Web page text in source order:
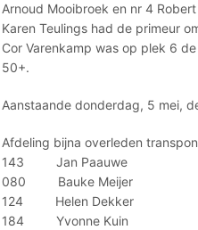
Arnoud Mooibroek en nr 4
Karen Teulings had de primeur
Cor Varenkamp was op plek 6
50+.
Aanstaande donderdag, 5 mei,
Afdeling bijna overleden
143 Jan Paauwe
080 Bauke Meijer
124 Helen Dekker
184 Yvonne Kuin